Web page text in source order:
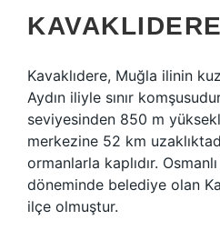
Kavaklıdere, Muğla ilinin
Aydın iliyle sınır
seviyesinden 850 m
merkezine 52 km
ormanlarla kaplıdır.
döneminde belediye olan
ilçe olmuştur.